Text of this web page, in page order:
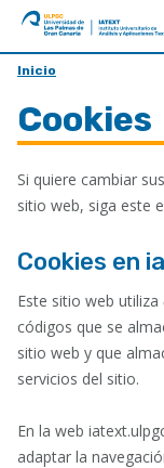
ULPGC
Ir
inicio
de
IATEXT
Inicio
Cookies
Si quiere cambiar
sitio web, siga este
Cookies en
Este sitio web utiliza
códigos que se
sitio web y que
servicios del sitio.
En la web
adaptar la